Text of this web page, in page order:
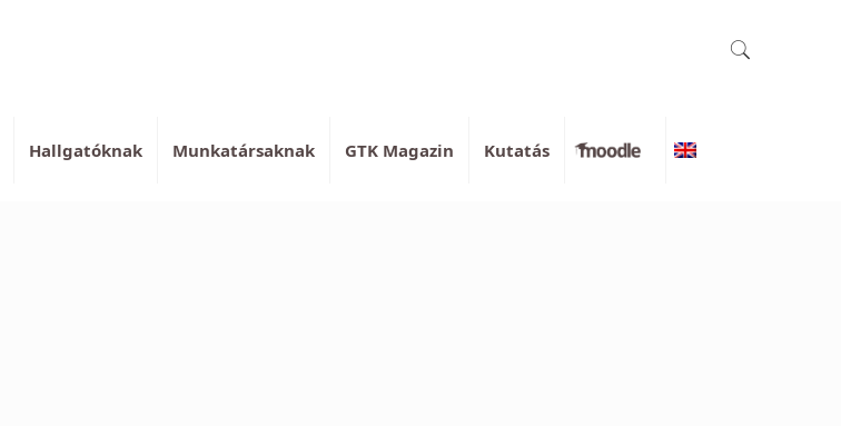
Hallgatóknak Munkatársaknak GTK Magazin Kutatás Moodle English